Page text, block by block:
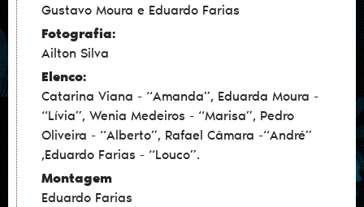
Gustavo Moura e Eduardo Farias
Fotografia:
Ailton Silva
Elenco:
Catarina Viana - “Amanda”, Eduarda Moura -
“Lívia”, Wenia Medeiros - “Marisa”, Pedro
Oliveira - “Alberto”, Rafael Câmara -“André”
,Eduardo Farias - “Louco”.
Montagem
Eduardo Farias